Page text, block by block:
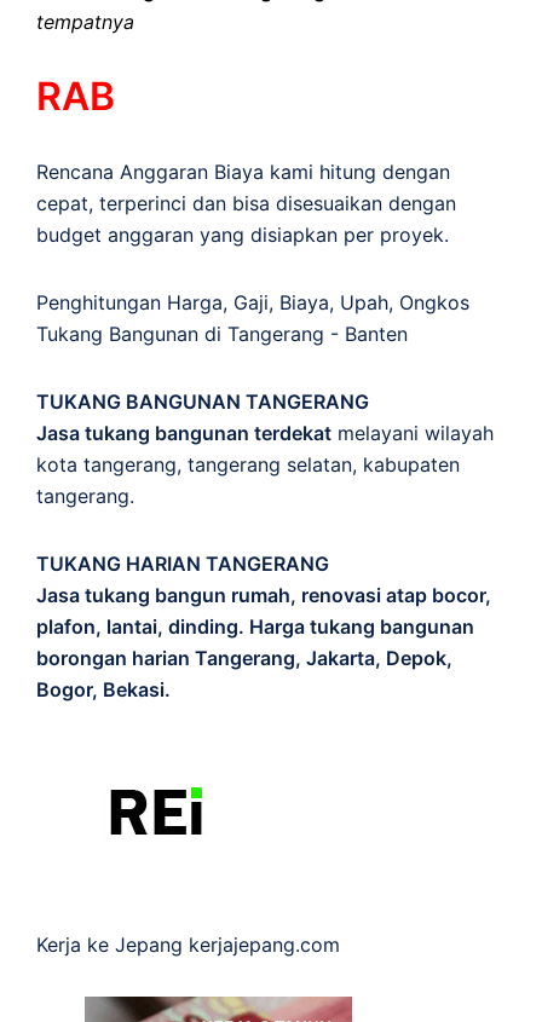
tempatnya
RAB
Rencana Anggaran Biaya kami hitung dengan
cepat, terperinci dan bisa disesuaikan dengan
budget anggaran yang disiapkan per proyek.
Penghitungan Harga, Gaji, Biaya, Upah, Ongkos
Tukang Bangunan di Tangerang - Banten
TUKANG BANGUNAN TANGERANG
Jasa tukang bangunan terdekat melayani wilayah
kota tangerang, tangerang selatan, kabupaten
tangerang.
TUKANG HARIAN TANGERANG
Jasa tukang bangun rumah, renovasi atap bocor,
plafon, lantai, dinding. Harga tukang bangunan
borongan harian Tangerang, Jakarta, Depok,
Bogor, Bekasi.
Kerja ke Jepang kerjajepang.com